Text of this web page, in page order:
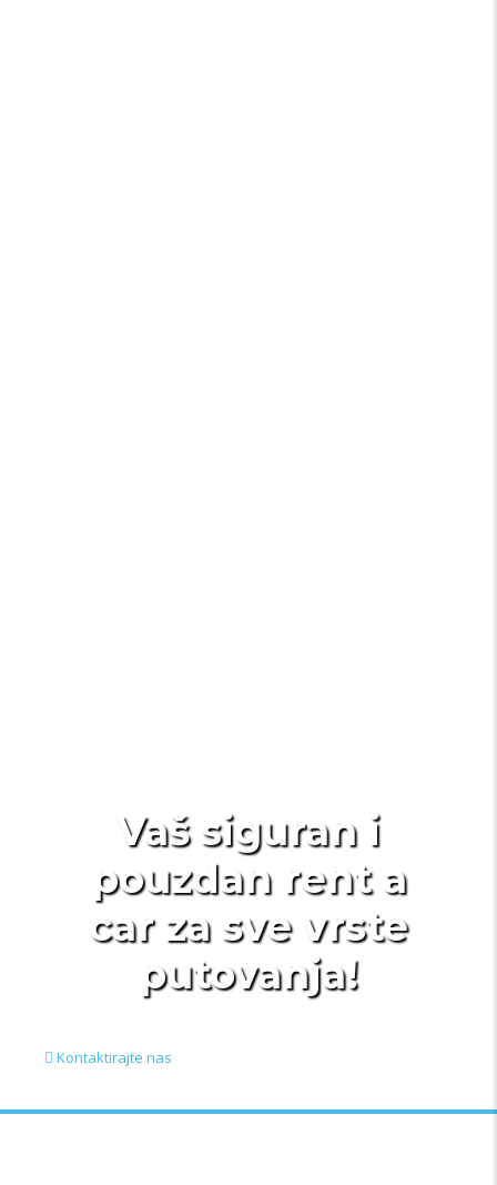
Vaš siguran i
pouzdan rent a
car za sve vrste
putovanja!
Kontaktirajte nas